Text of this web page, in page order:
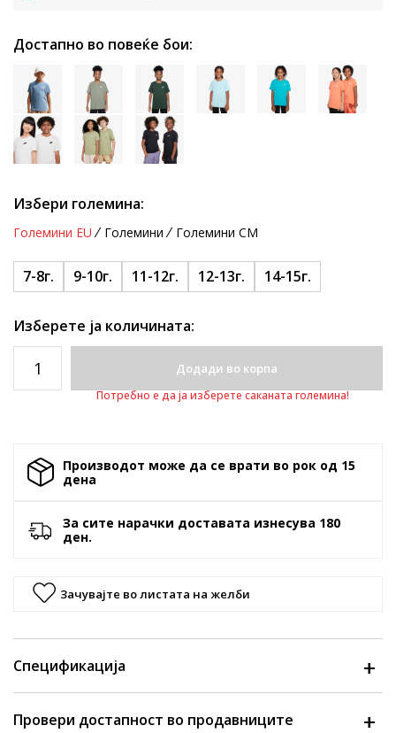
Достапно во повеќе бои:
Избери големина:
Големини EU Големини Големини CM
7-8г. 9-10г. 11-12г. 12-13г. 14-15г.
Изберете ја количината:
Додади во корпа
Потребно е да ја изберете саканата големина!
Производот може да се врати во рок од 15
денa
За сите нарачки доставата изнесува 180
ден.
Зачувајте во листата на желби
Спецификација
Провери достапност во продавниците